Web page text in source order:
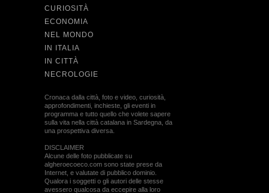
CURIOSITÀ
ECONOMIA
NEL MONDO
IN ITALIA
IN CITTÀ
NECROLOGIE
Cronaca dalla città, foto e video, curiosità,
approfondimenti, inchieste, gli eventi in
programma e tutto quello che volete sapere
sulla vita nella città catalana in Sardegna, da
una prospettiva diversa.
DISCLAIMER
Alcune delle foto pubblicate su
algheroecoeco.com sono state prese da
Internet, e valutate di pubblico dominio.
Qualora i soggetti o gli autori delle stesse
avessero qualcosa da eccepire alla loro